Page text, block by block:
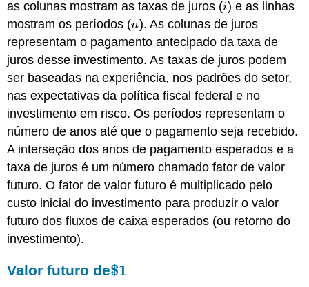
as colunas mostram as taxas de juros (i
i) e as linhas
mostram os períodos (n
n). As colunas de juros
representam o pagamento antecipado da taxa de
juros desse investimento. As taxas de juros podem
ser baseadas na experiência, nos padrões do setor,
nas expectativas da política fiscal federal e no
investimento em risco. Os períodos representam o
número de anos até que o pagamento seja recebido.
A interseção dos anos de pagamento esperados e a
taxa de juros é um número chamado fator de valor
futuro. O fator de valor futuro é multiplicado pelo
custo inicial do investimento para produzir o valor
futuro dos fluxos de caixa esperados (ou retorno do
investimento).
Valor futuro de$1
$1